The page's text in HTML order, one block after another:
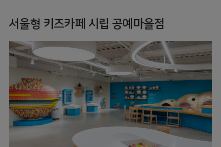
서울형 키즈카페 시립 공예마을점